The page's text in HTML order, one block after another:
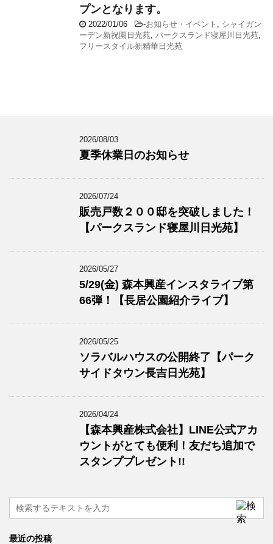
プンとなります。
2022/01/06 -お知らせ・イベント
シャイガン
ーデン新祝園日光苑 パークスランド寝屋川日光苑
フリースタイル新精華日光苑
2026/08/03
夏季休業日のお知らせ
2026/07/24
販売戸数２００邸を突破しました！
【パークスランド寝屋川日光苑】
2026/05/27
5/29(金) 森本興産インスタライブ第
66弾！【長居公園紹介ライブ】
2026/05/25
ソラバルハウスの公開終了【パーク
サイドタウン長吉日光苑】
2026/04/24
【森本興産株式会社】LINE公式アカ
ウントがとても便利！友だち追加で
スタンププレゼント!!
最近の投稿